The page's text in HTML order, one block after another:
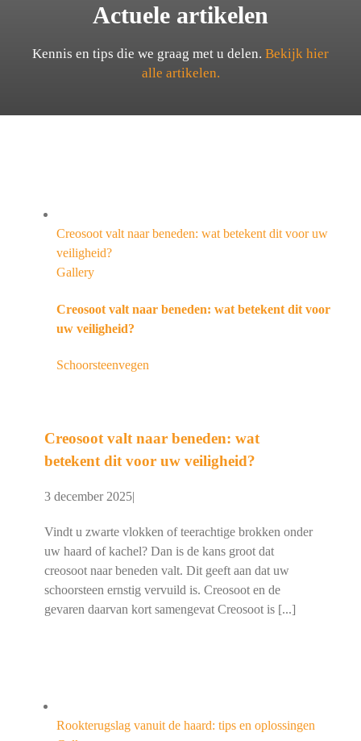
Actuele artikelen
Kennis en tips die we graag met u delen. Bekijk hier
alle artikelen.
Creosoot valt naar beneden: wat betekent dit voor uw
veiligheid?
Gallery
Creosoot valt naar beneden: wat betekent dit voor
uw veiligheid?
Schoorsteenvegen
Creosoot valt naar beneden: wat
betekent dit voor uw veiligheid?
3 december 2025|
Vindt u zwarte vlokken of teerachtige brokken onder
uw haard of kachel? Dan is de kans groot dat
creosoot naar beneden valt. Dit geeft aan dat uw
schoorsteen ernstig vervuild is. Creosoot en de
gevaren daarvan kort samengevat Creosoot is [...]
Rookterugslag vanuit de haard: tips en oplossingen